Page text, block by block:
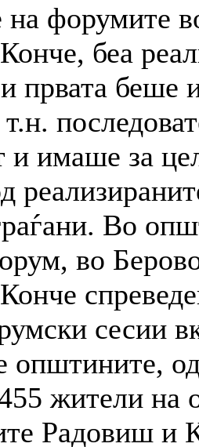
на форумите
беа
првата беше
и имаше за
Во
во
сесии
општините,
жители на
Радовиш и